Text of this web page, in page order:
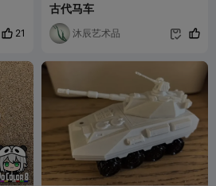
21
古代马车
沐辰艺术品 